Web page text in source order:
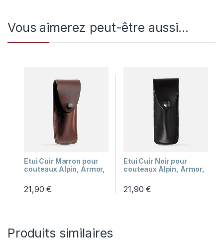
Vous aimerez peut-être aussi…
Etui Cuir Marron pour
couteaux Alpin, Armor,
Yssingeaux
21,90€
Etui Cuir Noir pour
couteaux Alpin, Armor,
Yssingeaux
21,90€
Produits similaires